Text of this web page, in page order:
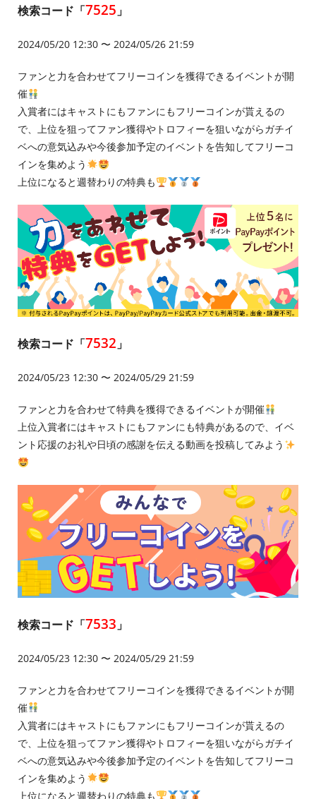
検索コード「7525 」
2024/05/20 12:30 〜 2024/05/26 21:59
ファンと力を合わせてフリーコインを獲得できるイベントが開
催
入賞者にはキャストにもファンにもフリーコインが貰えるの
で、上位を狙ってファン獲得やトロフィーを狙いながらガチイ
ベへの意気込みや今後参加予定のイベントを告知してフリーコ
インを集めよう
上位になると週替わりの特典も
検索コード「7532 」
2024/05/23 12:30 〜 2024/05/29 21:59
ファンと力を合わせて特典を獲得できるイベントが開催
上位入賞者にはキャストにもファンにも特典があるので、イベ
ント応援のお礼や日頃の感謝を伝える動画を投稿してみよう
検索コード「7533 」
2024/05/23 12:30 〜 2024/05/29 21:59
ファンと力を合わせてフリーコインを獲得できるイベントが開
催
入賞者にはキャストにもファンにもフリーコインが貰えるの
で、上位を狙ってファン獲得やトロフィーを狙いながらガチイ
ベへの意気込みや今後参加予定のイベントを告知してフリーコ
インを集めよう
上位になると週替わりの特典も